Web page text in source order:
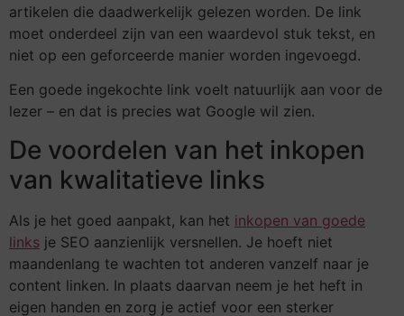
artikelen die daadwerkelijk gelezen worden. De link
moet onderdeel zijn van een waardevol stuk tekst, en
niet op een geforceerde manier worden ingevoegd.
Een goede ingekochte link voelt natuurlijk aan voor de
lezer – en dat is precies wat Google wil zien.
De voordelen van het inkopen
van kwalitatieve links
Als je het goed aanpakt, kan het inkopen van goede
links je SEO aanzienlijk versnellen. Je hoeft niet
maandenlang te wachten tot anderen vanzelf naar je
content linken. In plaats daarvan neem je het heft in
eigen handen en zorg je actief voor een sterker